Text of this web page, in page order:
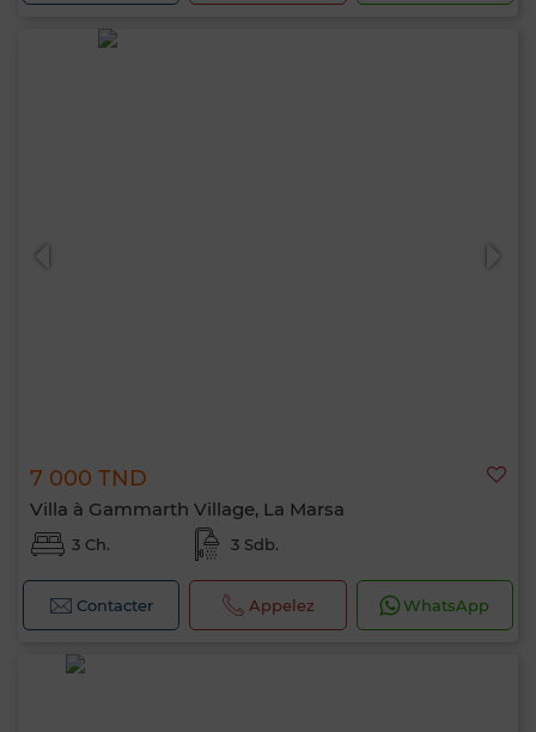
7 000 TND
Villa à Gammarth Village, La Marsa
3 Ch. 3 Sdb.
Contacter Appelez WhatsApp